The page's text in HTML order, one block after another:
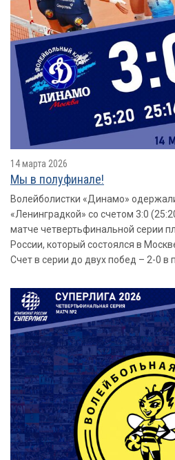
14 марта 2026
Мы в полуфинале!
Волейболистки «Динамо»
«Ленинградкой» со счетом 3:0
матче четвертьфинальной серии
России, который состоялся в
Счет в серии до двух побед – 2-0 в